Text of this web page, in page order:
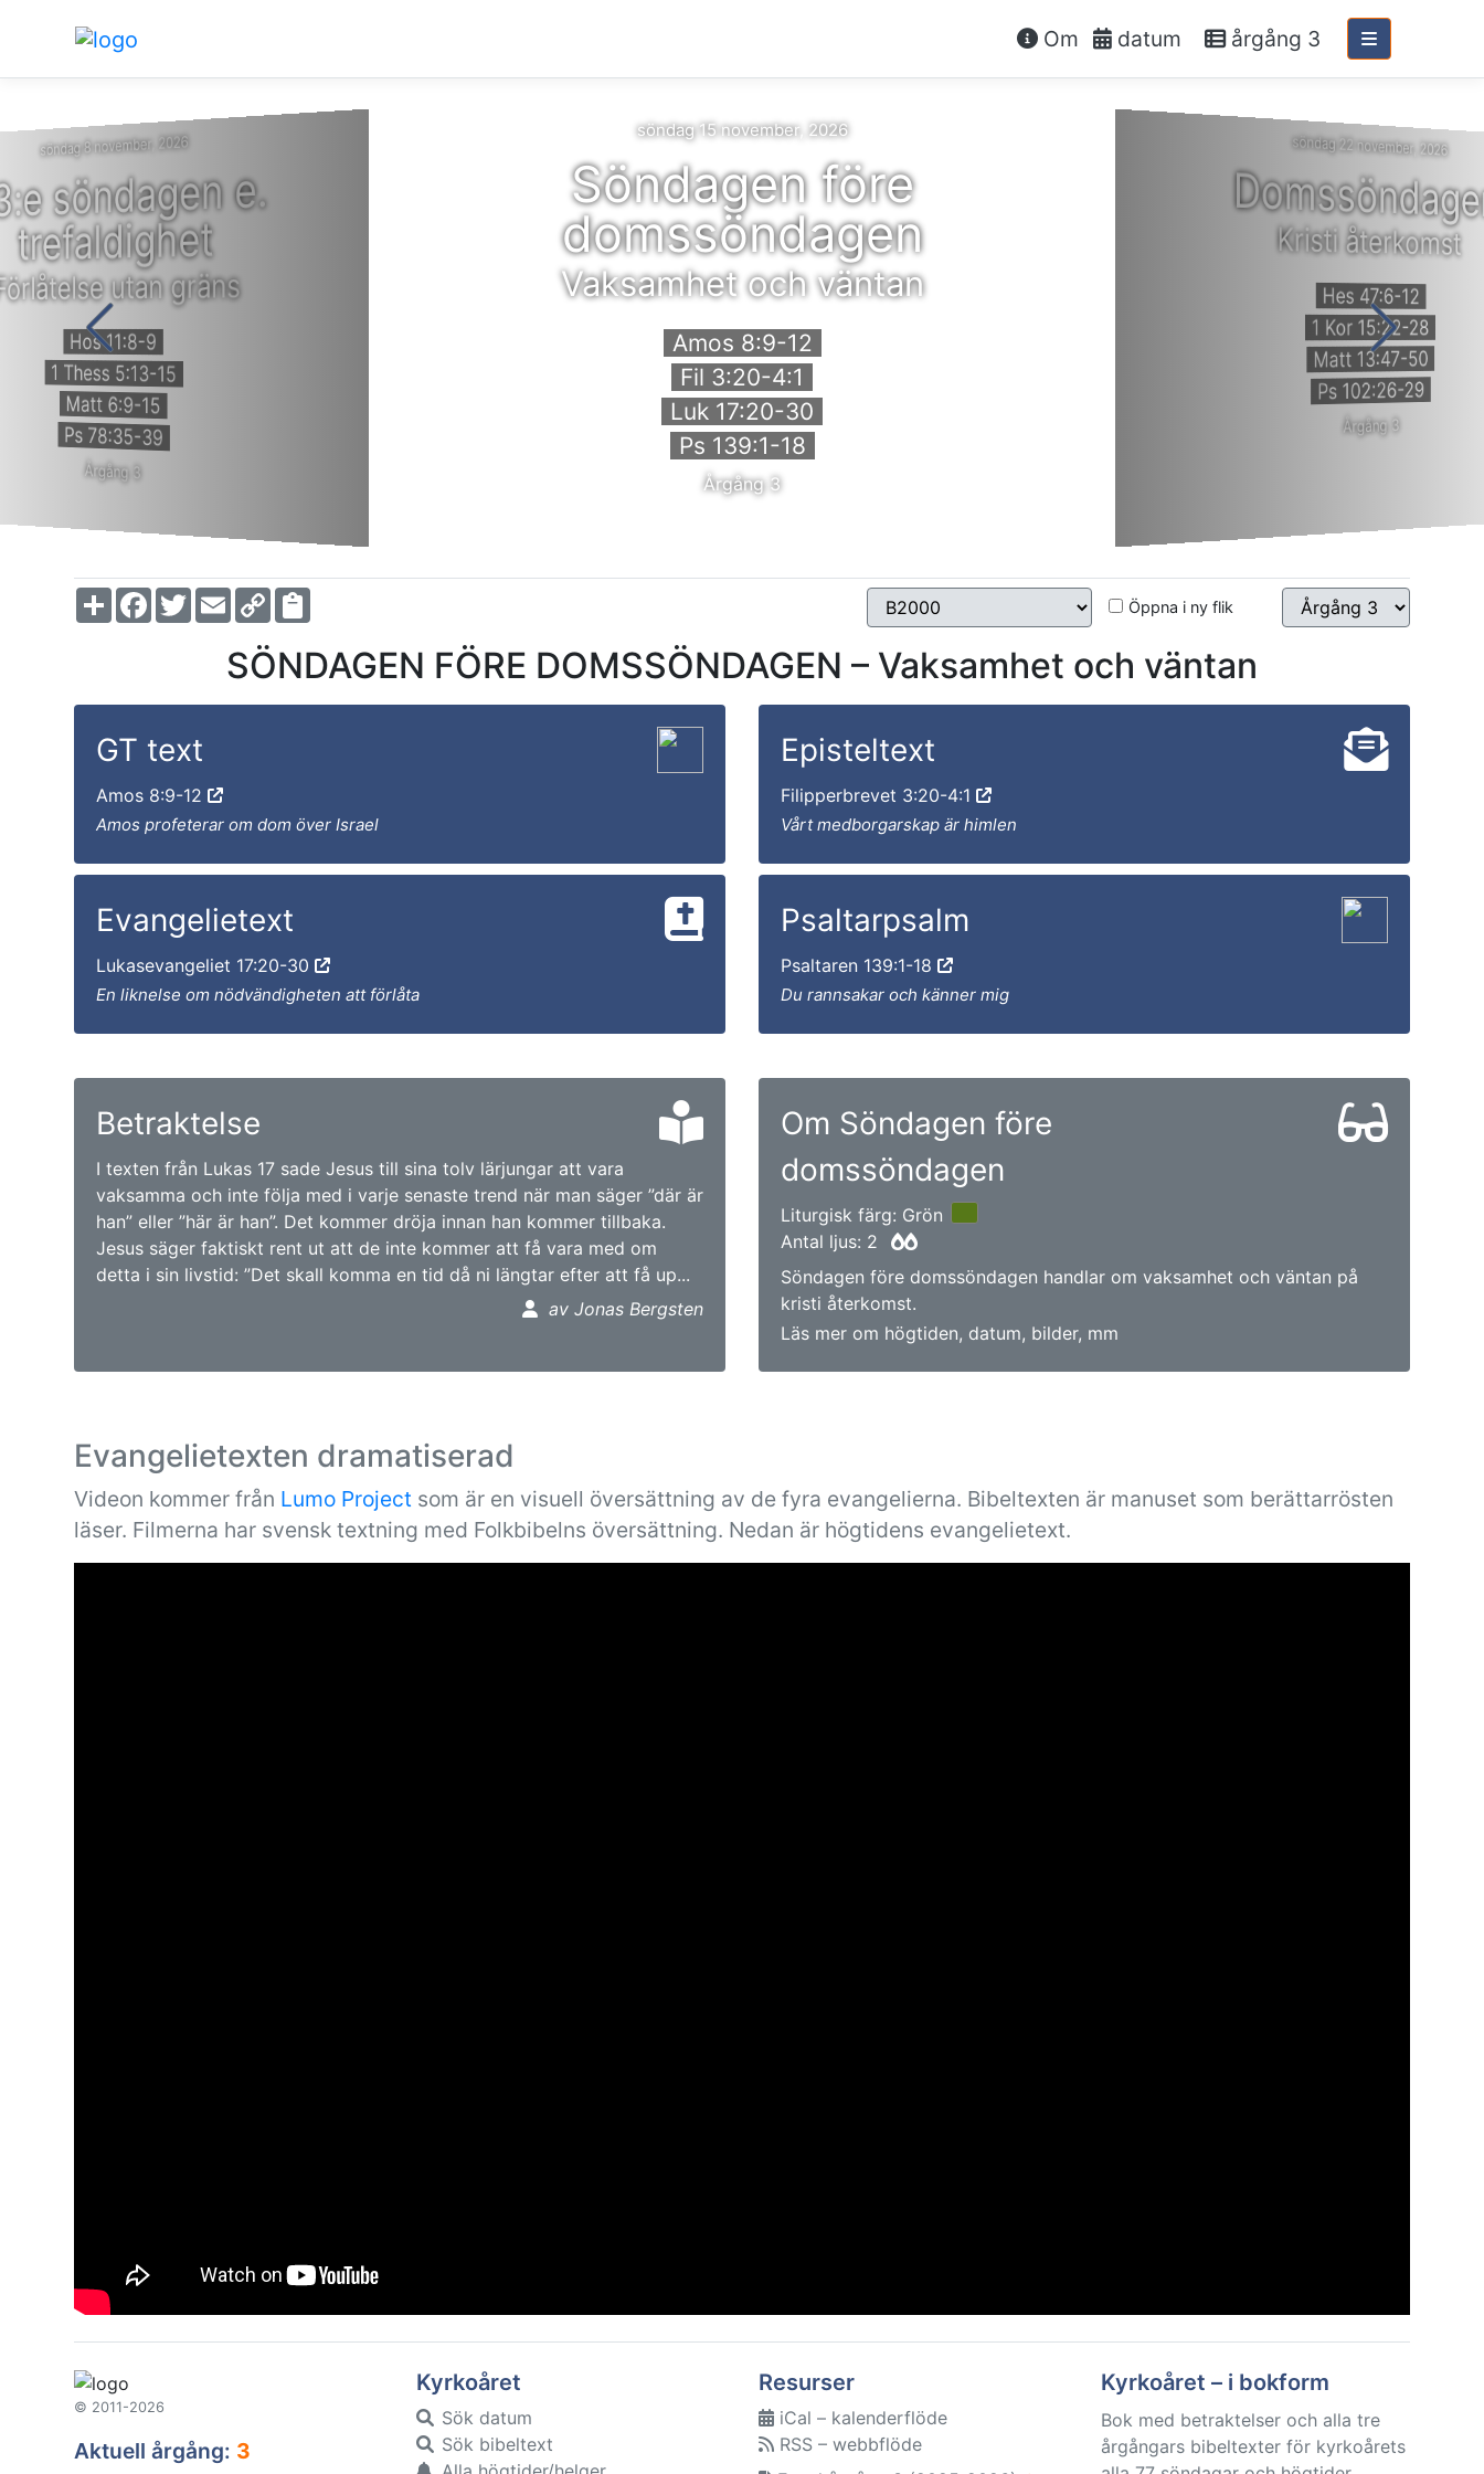
Om datum årgång 3
söndag 8 november, 2026
söndagen e.
trefaldighet
utan gräns
Hos 11:8-9
1 Thess 5:13-15
Matt 6:9-15
Ps 78:35-39
Årgång 3
söndag 15 november, 2026
Söndagen före
domssöndagen
Vaksamhet och väntan
Amos 8:9-12
Fil 3:20-4:1
Luk 17:20-30
Ps 139:1-18
Årgång 3
söndag 22 november, 2026
Kristi återkomst
Hes 47:6-12
1 Kor 15:22-28
Matt 13:47-50
Ps 102:26-29
Årgång 3
ShareFacebook
TwitterEmailCopy
Link Öppna i ny flik
SÖNDAGEN FÖRE DOMSSÖNDAGEN – Vaksamhet och väntan
GT text
Amos 8:9-12
Amos profeterar om dom över Israel
Episteltext
Filipperbrevet 3:20-4:1
Vårt medborgarskap är himlen
Evangelietext
Lukasevangeliet 17:20-30
En liknelse om nödvändigheten att förlåta
Psaltarpsalm
Psaltaren 139:1-18
Du rannsakar och känner mig
Betraktelse
I texten från Lukas 17 sade Jesus till sina tolv lärjungar att vara
vaksamma och inte följa med i varje senaste trend när man säger ”där är
han” eller ”här är han”. Det kommer dröja innan han kommer tillbaka.
Jesus säger faktiskt rent ut att de inte kommer att få vara med om
detta i sin livstid: ”Det skall komma en tid då ni längtar efter att få up...
av Jonas Bergsten
Om Söndagen före
domssöndagen
Liturgisk färg: Grön
Antal ljus: 2
Söndagen före domssöndagen handlar om vaksamhet och väntan på
kristi återkomst.
Läs mer om högtiden, datum, bilder, mm
Evangelietexten dramatiserad
Videon kommer från Lumo Project som är en visuell översättning av de fyra evangelierna. Bibeltexten är manuset som berättarrösten
läser. Filmerna har svensk textning med Folkbibelns översättning. Nedan är högtidens evangelietext.
© 2011-2026
Aktuell årgång: 3
Kyrkoåret
Sök datum
Sök bibeltext
Resurser
iCal – kalenderflöde
RSS – webbflöde
Kyrkoåret – i bokform
Bok med betraktelser och alla tre
årgångars bibeltexter för kyrkoårets